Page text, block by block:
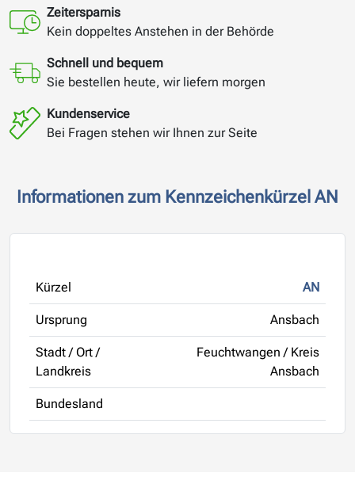
Zeitersparnis
Kein doppeltes Anstehen in der Behörde
Schnell und bequem
Sie bestellen heute, wir liefern morgen
Kundenservice
Bei Fragen stehen wir Ihnen zur Seite
Informationen zum Kennzeichenkürzel AN
Kürzel AN
Ursprung Ansbach
Stadt / Ort /
Landkreis
Feuchtwangen / Kreis
Ansbach
Bundesland